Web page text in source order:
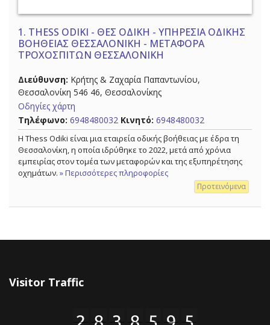
1. THESS ODIKI - ΘΕΣ ΟΔΙΚΗ - ΥΠΗΡΕΣΙΑ ΟΔΙΚΗΣ
ΒΟΗΘΕΙΑΣ ΘΕΣΣΑΛΟΝΙΚΗ - ΜΕΤΑΦΟΡΑ
ΤΡΟΧΟΣΠΙΤΩΝ ΘΕΣΣΑΛΟΝΙΚΗ
Διεύθυνση: Κρήτης & Ζαχαρία Παπαντωνίου,
Θεσσαλονίκη 546 46, Θεσσαλονίκης
Οδηγίες χάρτη
Τηλέφωνο: 6948480032 Κινητό: 6948480032
Η Thess Odiki είναι μια εταιρεία οδικής βοήθειας με έδρα τη
Θεσσαλονίκη, η οποία ιδρύθηκε το 2022, μετά από χρόνια
εμπειρίας στον τομέα των μεταφορών και της εξυπηρέτησης
οχημάτων. » Περισσότερες πληροφορίες
Προτεινόμενα
Visitor Traffic